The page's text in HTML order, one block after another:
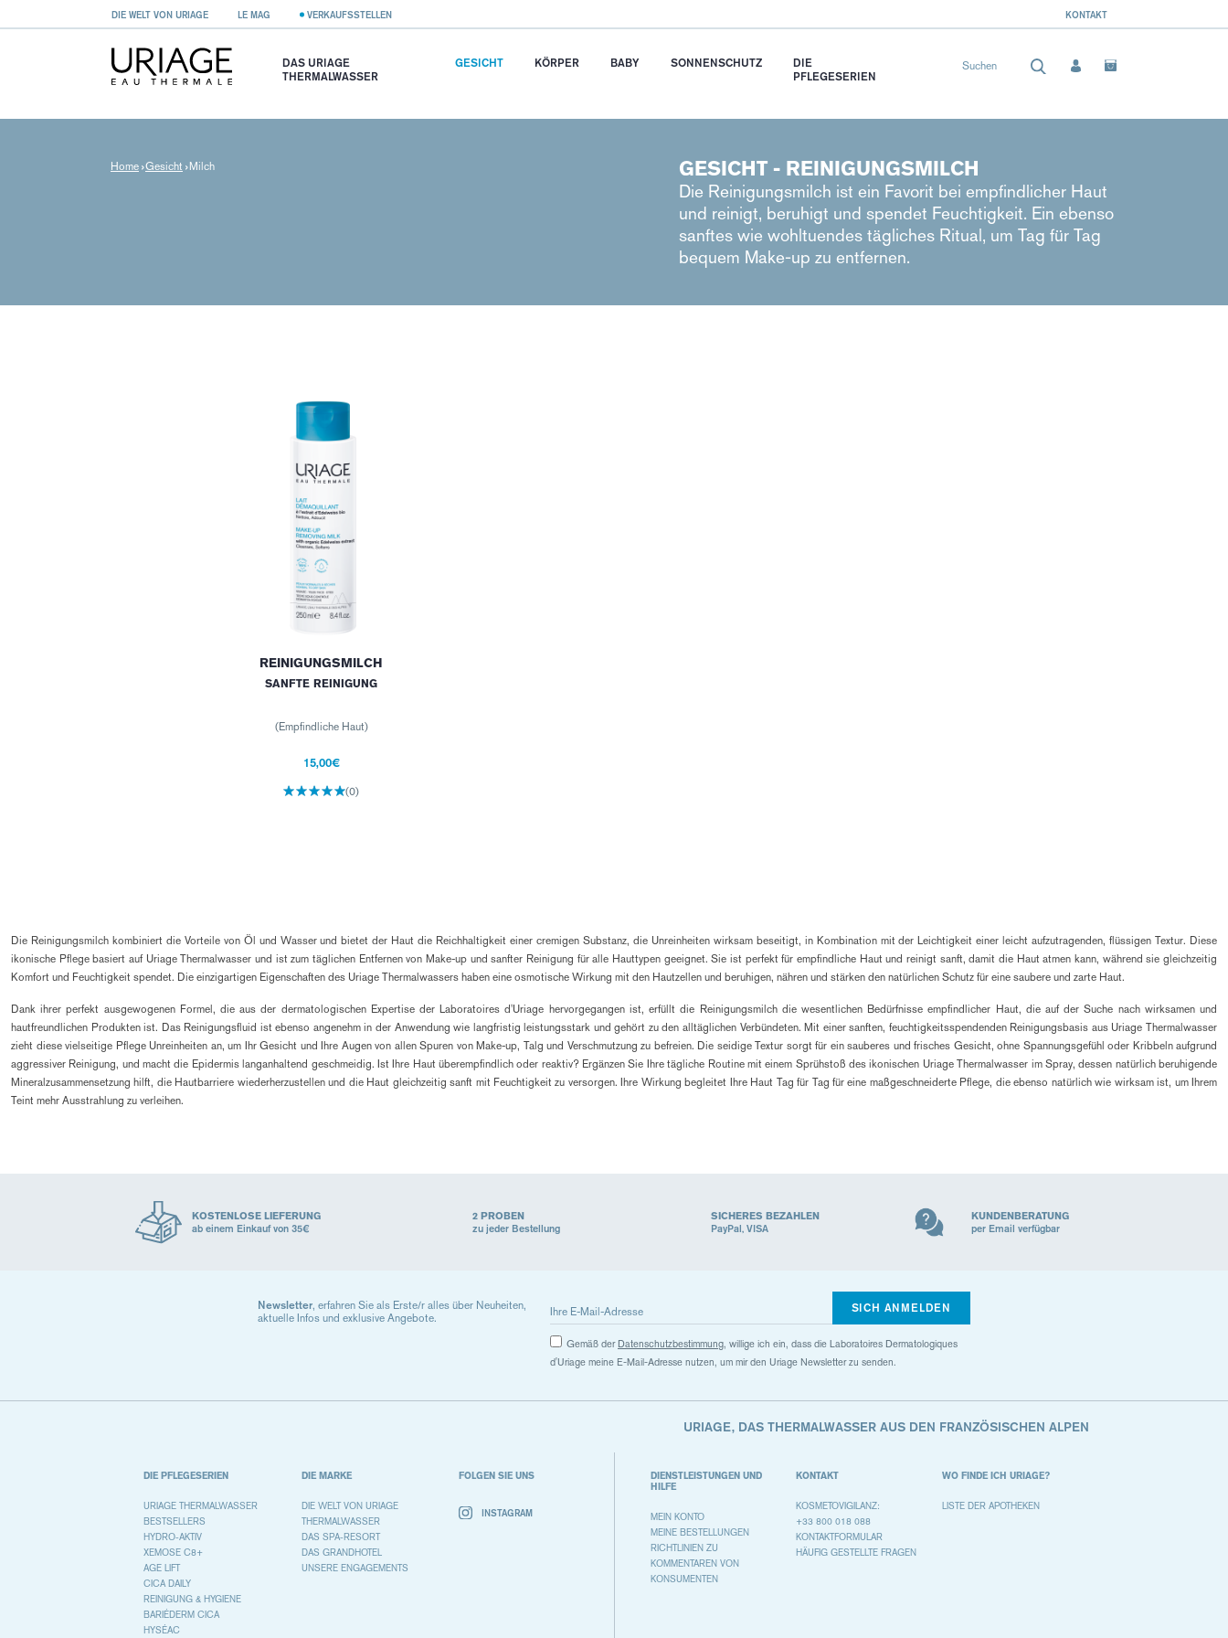
DIE WELT VON URIAGE LE MAG VERKAUFSSTELLEN KONTAKT
DAS URIAGE
THERMALWASSER
GESICHT KÖRPER BABY SONNENSCHUTZ
DIE
PFLEGESERIEN
Home Gesicht Milch GESICHT - REINIGUNGSMILCH
Die Reinigungsmilch ist ein Favorit bei empfindlicher Haut
und reinigt, beruhigt und spendet Feuchtigkeit. Ein ebenso
sanftes wie wohltuendes tägliches Ritual, um Tag für Tag
bequem Make-up zu entfernen.
REINIGUNGSMILCH
SANFTE REINIGUNG
(Empfindliche Haut)
15,00€
(0)
Die Reinigungsmilch kombiniert die Vorteile von Öl und Wasser und bietet der Haut die Reichhaltigkeit einer cremigen Substanz, die Unreinheiten wirksam beseitigt, in Kombination mit der Leichtigkeit einer leicht aufzutragenden, flüssigen Textur. Diese
ikonische Pflege basiert auf Uriage Thermalwasser und ist zum täglichen Entfernen von Make-up und sanfter Reinigung für alle Hauttypen geeignet. Sie ist perfekt für empfindliche Haut und reinigt sanft, damit die Haut atmen kann, während sie gleichzeitig
Komfort und Feuchtigkeit spendet. Die einzigartigen Eigenschaften des Uriage Thermalwassers haben eine osmotische Wirkung mit den Hautzellen und beruhigen, nähren und stärken den natürlichen Schutz für eine saubere und zarte Haut.
Dank ihrer perfekt ausgewogenen Formel, die aus der dermatologischen Expertise der Laboratoires d'Uriage hervorgegangen ist, erfüllt die Reinigungsmilch die wesentlichen Bedürfnisse empfindlicher Haut, die auf der Suche nach wirksamen und
hautfreundlichen Produkten ist. Das Reinigungsfluid ist ebenso angenehm in der Anwendung wie langfristig leistungsstark und gehört zu den alltäglichen Verbündeten. Mit einer sanften, feuchtigkeitsspendenden Reinigungsbasis aus Uriage Thermalwasser
zieht diese vielseitige Pflege Unreinheiten an, um Ihr Gesicht und Ihre Augen von allen Spuren von Make-up, Talg und Verschmutzung zu befreien. Die seidige Textur sorgt für ein sauberes und frisches Gesicht, ohne Spannungsgefühl oder Kribbeln aufgrund
aggressiver Reinigung, und macht die Epidermis langanhaltend geschmeidig. Ist Ihre Haut überempfindlich oder reaktiv? Ergänzen Sie Ihre tägliche Routine mit einem Sprühstoß des ikonischen Uriage Thermalwasser im Spray, dessen natürlich beruhigende
Mineralzusammensetzung hilft, die Hautbarriere wiederherzustellen und die Haut gleichzeitig sanft mit Feuchtigkeit zu versorgen. Ihre Wirkung begleitet Ihre Haut Tag für Tag für eine maßgeschneiderte Pflege, die ebenso natürlich wie wirksam ist, um Ihrem
Teint mehr Ausstrahlung zu verleihen.
KOSTENLOSE LIEFERUNG
ab einem Einkauf von 35€
2 PROBEN
zu jeder Bestellung
SICHERES BEZAHLEN
PayPal, VISA
KUNDENBERATUNG
per Email verfügbar
Newsletter, erfahren Sie als Erste/r alles über Neuheiten,
aktuelle Infos und exklusive Angebote.
SICH ANMELDEN
Gemäß der Datenschutzbestimmung, willige ich ein, dass die Laboratoires Dermatologiques
d'Uriage meine E-Mail-Adresse nutzen, um mir den Uriage Newsletter zu senden.
URIAGE, DAS THERMALWASSER AUS DEN FRANZÖSISCHEN ALPEN
DIE PFLEGESERIEN
URIAGE THERMALWASSER
BESTSELLERS
HYDRO-AKTIV
XEMOSE C8+
AGE LIFT
CICA DAILY
REINIGUNG & HYGIENE
BARIÉDERM CICA
HYSÉAC
DIE MARKE
DIE WELT VON URIAGE
THERMALWASSER
DAS SPA-RESORT
DAS GRANDHOTEL
UNSERE ENGAGEMENTS
FOLGEN SIE UNS
INSTAGRAM
DIENSTLEISTUNGEN UND
HILFE
MEIN KONTO
MEINE BESTELLUNGEN
RICHTLINIEN ZU
KOMMENTAREN VON
KONSUMENTEN
KONTAKT
KOSMETOVIGILANZ:
+33 800 018 088
KONTAKTFORMULAR
HÄUFIG GESTELLTE FRAGEN
WO FINDE ICH URIAGE?
LISTE DER APOTHEKEN